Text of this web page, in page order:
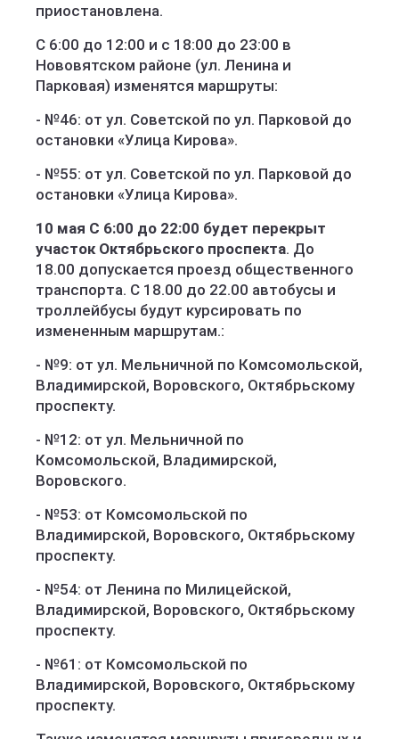
приостановлена.
С 6:00 до 12:00 и с 18:00 до 23:00 в
Нововятском районе (ул. Ленина и
Парковая) изменятся маршруты:
- №46: от ул. Советской по ул. Парковой до
остановки «Улица Кирова».
- №55: от ул. Советской по ул. Парковой до
остановки «Улица Кирова».
10 мая С 6:00 до 22:00 будет перекрыт
участок Октябрьского проспекта. До
18.00 допускается проезд общественного
транспорта. С 18.00 до 22.00 автобусы и
троллейбусы будут курсировать по
измененным маршрутам.:
- №9: от ул. Мельничной по Комсомольской,
Владимирской, Воровского, Октябрьскому
проспекту.
- №12: от ул. Мельничной по
Комсомольской, Владимирской,
Воровского.
- №53: от Комсомольской по
Владимирской, Воровского, Октябрьскому
проспекту.
- №54: от Ленина по Милицейской,
Владимирской, Воровского, Октябрьскому
проспекту.
- №61: от Комсомольской по
Владимирской, Воровского, Октябрьскому
проспекту.